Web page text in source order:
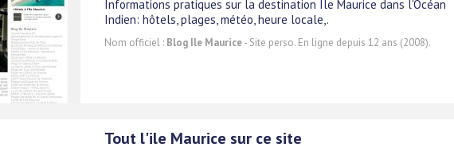
Informations pratiques sur la destination Ile Maurice dans l'Océan
Indien: hôtels, plages, météo, heure locale,.
Nom officiel : Blog Ile Maurice- Site perso. En ligne depuis 12 ans (2008).
Tout l'ile Maurice sur ce site